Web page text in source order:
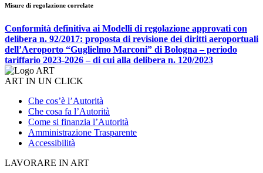
Misure di regolazione correlate
Conformità definitiva ai Modelli di regolazione approvati con
delibera n. 92/2017: proposta di revisione dei diritti aeroportuali
dell’Aeroporto “Guglielmo Marconi” di Bologna – periodo
tariffario 2023-2026 – di cui alla delibera n. 120/2023
ART IN UN CLICK
Che cos’è l’Autorità
Che cosa fa l’Autorità
Come si finanzia l’Autorità
Amministrazione Trasparente
Accessibilità
LAVORARE IN ART